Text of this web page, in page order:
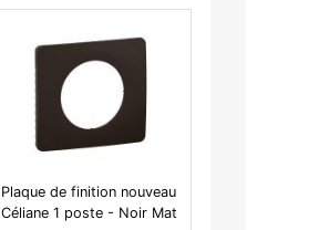
Plaque de finition nouveau
Céliane 1 poste - Noir Mat